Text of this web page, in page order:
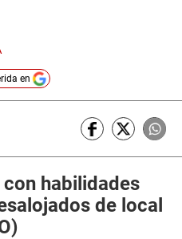
en
habilidades
de local